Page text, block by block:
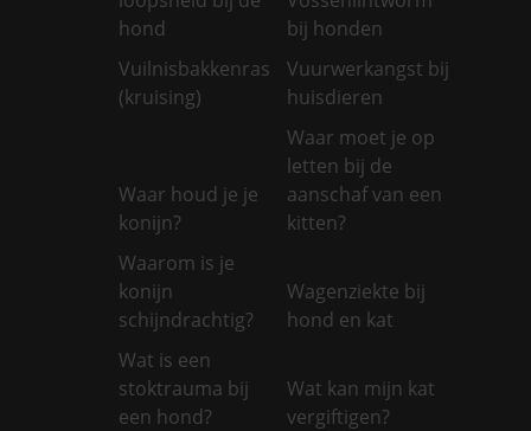
hond
bij honden
Vuilnisbakkenras
(kruising)
Vuurwerkangst bij
huisdieren
Waar houd je je
konijn?
Waar moet je op
letten bij de
aanschaf van een
kitten?
Waarom is je
konijn
schijndrachtig?
Wagenziekte bij
hond en kat
Wat is een
stoktrauma bij
een hond?
Wat kan mijn kat
vergiftigen?